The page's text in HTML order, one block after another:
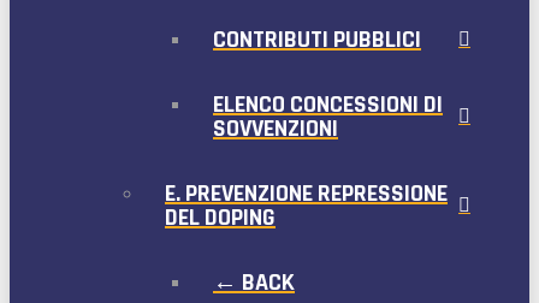
CONTRIBUTI PUBBLICI
ELENCO CONCESSIONI DI
SOVVENZIONI
E. PREVENZIONE REPRESSIONE
DEL DOPING
← BACK